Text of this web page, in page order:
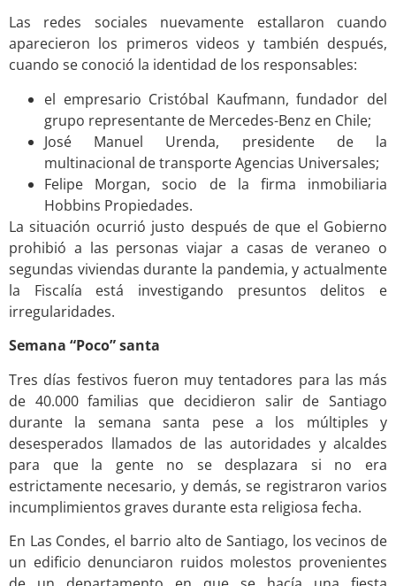
Las redes sociales nuevamente estallaron cuando
aparecieron los primeros videos y también después,
cuando se conoció la identidad de los responsables:
el empresario Cristóbal Kaufmann, fundador del
grupo representante de Mercedes-Benz en Chile;
José Manuel Urenda, presidente de la
multinacional de transporte Agencias Universales;
Felipe Morgan, socio de la firma inmobiliaria
Hobbins Propiedades.
La situación ocurrió justo después de que el Gobierno
prohibió a las personas viajar a casas de veraneo o
segundas viviendas durante la pandemia, y actualmente
la Fiscalía está investigando presuntos delitos e
irregularidades.
Semana “Poco” santa
Tres días festivos fueron muy tentadores para las más
de 40.000 familias que decidieron salir de Santiago
durante la semana santa pese a los múltiples y
desesperados llamados de las autoridades y alcaldes
para que la gente no se desplazara si no era
estrictamente necesario, y demás, se registraron varios
incumplimientos graves durante esta religiosa fecha.
En Las Condes, el barrio alto de Santiago, los vecinos de
un edificio denunciaron ruidos molestos provenientes